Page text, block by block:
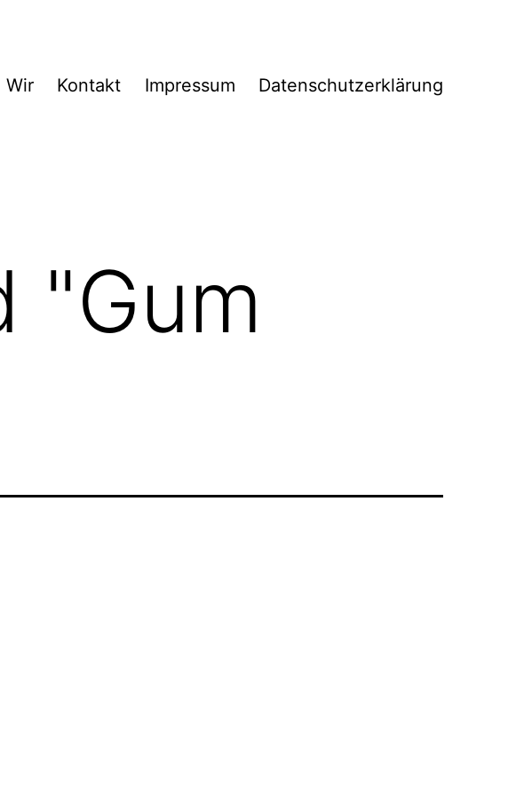
Wir Kontakt Impressum Datenschutzerklärung
"Gum